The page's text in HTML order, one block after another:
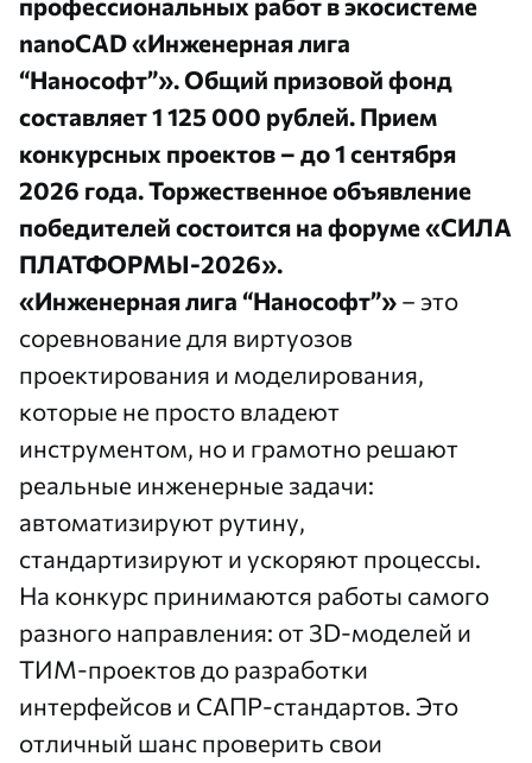
nanoCAD «Инженерная лига
“Нанософт”». Общий призовой фонд
составляет 1 125 000 рублей. Прием
конкурсных проектов – до 1 сентября
2026 года. Торжественное объявление
победителей состоится на форуме «СИЛА
ПЛАТФОРМЫ-2026».
«Инженерная лига “Нанософт”» – это
соревнование для виртуозов
проектирования и моделирования,
которые не просто владеют
инструментом, но и грамотно решают
реальные инженерные задачи:
автоматизируют рутину,
стандартизируют и ускоряют процессы.
На конкурс принимаются работы самого
разного направления: от 3D-моделей и
ТИМ-проектов до разработки
интерфейсов и САПР-стандартов. Это
отличный шанс проверить свои